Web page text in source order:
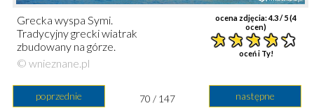
ocena zdjęcia:4.3/ 5 (4
ocen)
oceń i Ty!
Grecka wyspa Symi.
Tradycyjny grecki wiatrak
zbudowany na górze.
© wnieznane.pl
poprzednie następne
70 / 147